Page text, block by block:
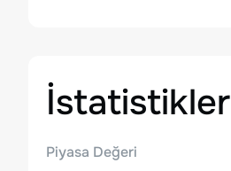
İstatistikler
Piyasa Değeri